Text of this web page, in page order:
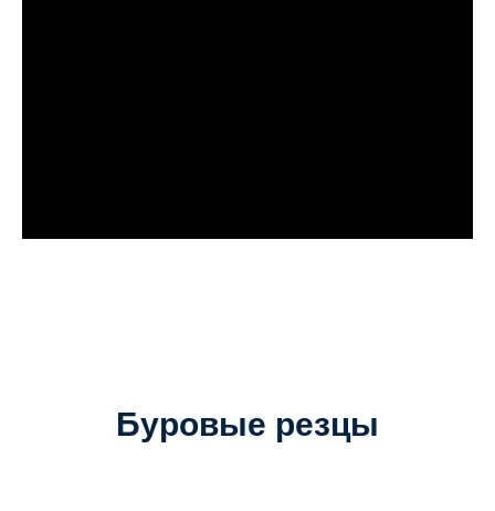
Буровые резцы